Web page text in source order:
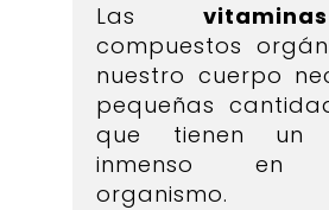
Las vitaminas
compuestos
nuestro cuerpo
pequeñas
que tienen un
inmenso en
organismo.